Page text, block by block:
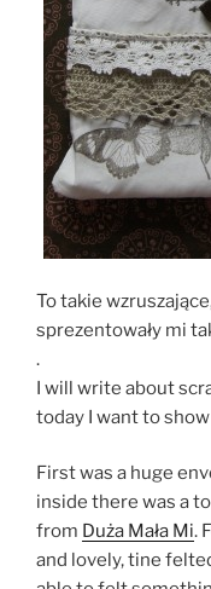
To takie
sprezentowały mi
.
I will write about
today I want to
First was a huge
inside there was a
from Duża Mała Mi.
and lovely, tine